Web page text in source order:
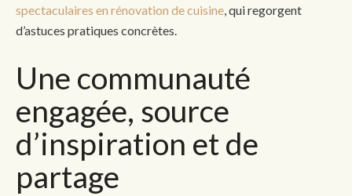
spectaculaires en rénovation de cuisine, qui regorgent
d’astuces pratiques concrètes.
Une communauté
engagée, source
d’inspiration et de
partage